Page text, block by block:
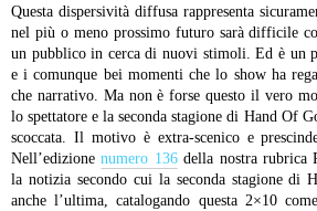
Questa dispersività diffusa rappresenta
nel più o meno prossimo futuro sarà difficile
un pubblico in cerca di nuovi stimoli. Ed è un
e i comunque bei momenti che lo show ha
che narrativo. Ma non è forse questo il vero
lo spettatore e la seconda stagione di Hand Of
scoccata. Il motivo è extra-scenico e
Nell’edizionenumero 136della nostra rubrica
la notizia secondo cui la seconda stagione di
anche l’ultima, catalogando questa 2×10